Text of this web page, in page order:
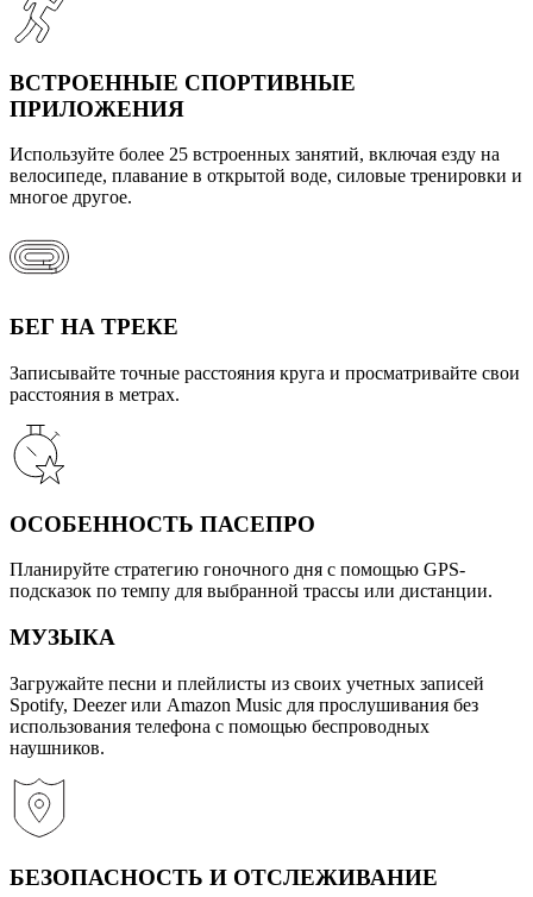
ВСТРОЕННЫЕ СПОРТИВНЫЕ
ПРИЛОЖЕНИЯ
Используйте более 25 встроенных занятий, включая езду на
велосипеде, плавание в открытой воде, силовые тренировки и
многое другое.
БЕГ НА ТРЕКЕ
Записывайте точные расстояния круга и просматривайте свои
расстояния в метрах.
ОСОБЕННОСТЬ ПАСЕПРО
Планируйте стратегию гоночного дня с помощью GPS-
подсказок по темпу для выбранной трассы или дистанции.
МУЗЫКА
Загружайте песни и плейлисты из своих учетных записей
Spotify, Deezer или Amazon Music для прослушивания без
использования телефона с помощью беспроводных
наушников.
БЕЗОПАСНОСТЬ И ОТСЛЕЖИВАНИЕ